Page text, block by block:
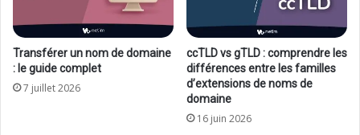
Transférer un nom de domaine
: le guide complet
7 juillet 2026
ccTLD vs gTLD : comprendre les
différences entre les familles
d’extensions de noms de
domaine
16 juin 2026